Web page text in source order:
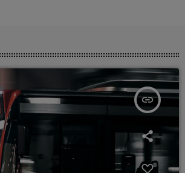
insert_link